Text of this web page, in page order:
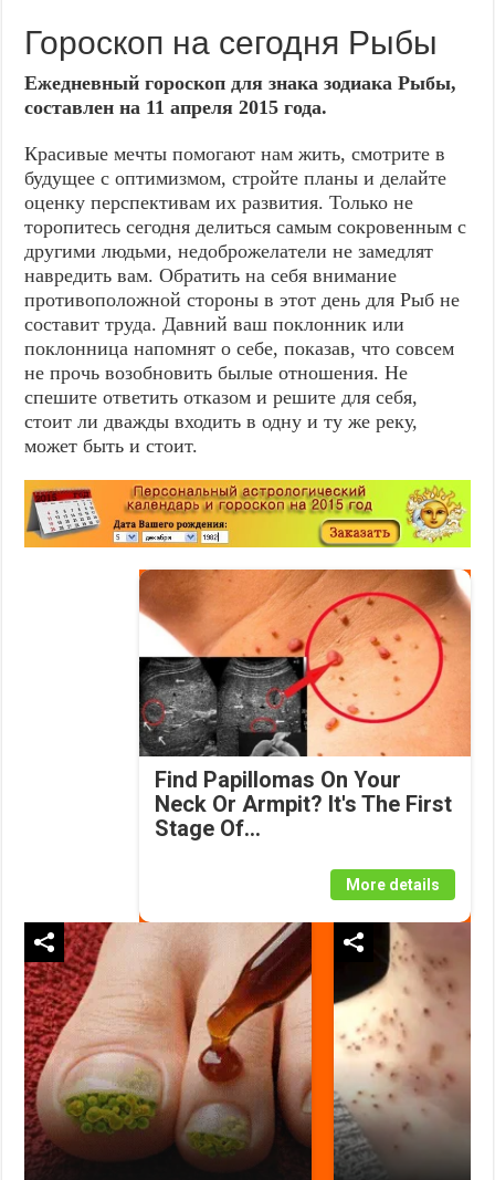
Гороскоп на сегодня Рыбы
Ежедневный гороскоп для знака зодиака Рыбы,
составлен на 11 апреля 2015 года.
Красивые мечты помогают нам жить, смотрите в
будущее с оптимизмом, стройте планы и делайте
оценку перспективам их развития. Только не
торопитесь сегодня делиться самым сокровенным с
другими людьми, недоброжелатели не замедлят
навредить вам. Обратить на себя внимание
противоположной стороны в этот день для Рыб не
составит труда. Давний ваш поклонник или
поклонница напомнят о себе, показав, что совсем
не прочь возобновить былые отношения. Не
спешите ответить отказом и решите для себя,
стоит ли дважды входить в одну и ту же реку,
может быть и стоит.
Find Papillomas On Your
Neck Or Armpit? It's The First
Stage Of...
More details